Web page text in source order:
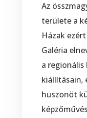
Az
területe a
Házak
Galéria
a
kiállításain,
huszonöt